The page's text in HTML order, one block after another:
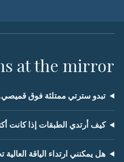
at the mirror.
تبدو سترتي ممتلئة فوق
كيف أرتدي الطبقات إذا كانت
هل يمكنني ارتداء الياقة